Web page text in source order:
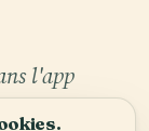
l'app